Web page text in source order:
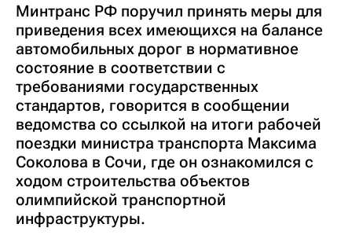
Минтранс РФ поручил принять меры для
приведения всех имеющихся на балансе
автомобильных дорог в нормативное
состояние в соответствии с
требованиями государственных
стандартов, говорится в сообщении
ведомства со ссылкой на итоги рабочей
поездки министра транспорта Максима
Соколова в Сочи, где он ознакомился с
ходом строительства объектов
олимпийской транспортной
инфраструктуры.